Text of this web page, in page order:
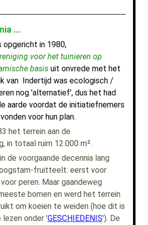
...
opgericht in 1980,
voor het tuinieren op
basisuit onvrede met het
van Indertijd was ecologisch /
nog 'alternatief', dus het had
aarde voordat de initiatiefnemers
voor hun plan.
het terrein aan de
in totaal ruim 12.000 m².
de voorgaande decennia lang
fruitteelt: eerst voor
peren. Maar gaandeweg
bomen en werd het terrein
om koeien te weiden (hoe dit is
lezen onder 'GESCHIEDENIS'). De